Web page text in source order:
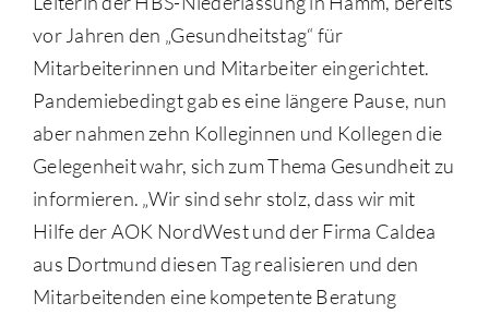
vor Jahren den „Gesundheitstag“ für
Mitarbeiterinnen und Mitarbeiter eingerichtet.
Pandemiebedingt gab es eine längere Pause, nun
aber nahmen zehn Kolleginnen und Kollegen die
Gelegenheit wahr, sich zum Thema Gesundheit zu
informieren. „Wir sind sehr stolz, dass wir mit
Hilfe der AOK NordWest und der Firma Caldea
aus Dortmund diesen Tag realisieren und den
Mitarbeitenden eine kompetente Beratung